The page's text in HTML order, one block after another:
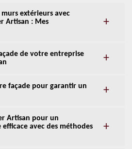
extérieurs avec
Artisan : Mes
de votre entreprise
façade pour garantir un
Artisan pour un
avec des méthodes